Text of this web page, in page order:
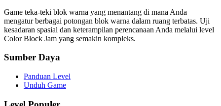
Game teka-teki blok warna yang menantang di mana Anda
mengatur berbagai potongan blok warna dalam ruang terbatas. Uji
kesadaran spasial dan keterampilan perencanaan Anda melalui level
Color Block Jam yang semakin kompleks.
Sumber Daya
Panduan Level
Unduh Game